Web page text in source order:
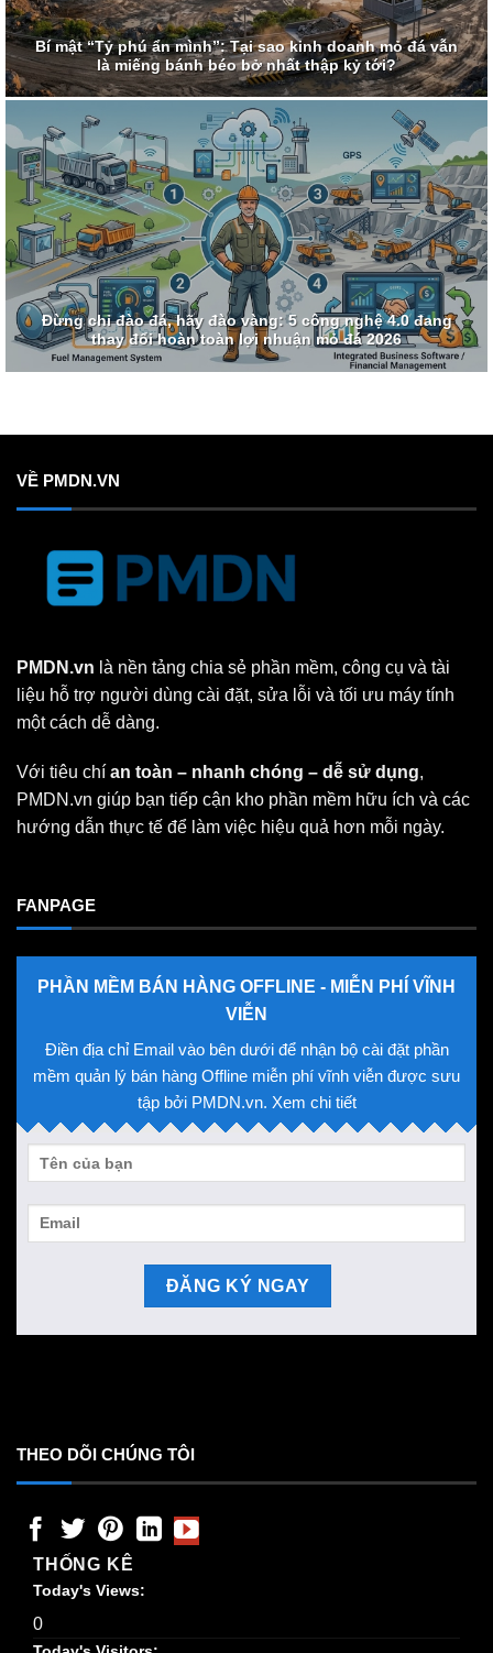
Bí mật “Tỷ phú ẩn mình”: Tại sao kinh doanh mỏ đá vẫn
là miếng bánh béo bở nhất thập kỷ tới?
Đừng chỉ đào đá, hãy đào vàng: 5 công nghệ 4.0 đang
thay đổi hoàn toàn lợi nhuận mỏ đá 2026
VỀ PMDN.VN
PMDN.vn là nền tảng chia sẻ phần mềm, công cụ và tài
liệu hỗ trợ người dùng cài đặt, sửa lỗi và tối ưu máy tính
một cách dễ dàng.
Với tiêu chí an toàn – nhanh chóng – dễ sử dụng,
PMDN.vn giúp bạn tiếp cận kho phần mềm hữu ích và các
hướng dẫn thực tế để làm việc hiệu quả hơn mỗi ngày.
FANPAGE
PHẦN MỀM BÁN HÀNG OFFLINE - MIỄN PHÍ VĨNH
VIỄN
Điền địa chỉ Email vào bên dưới để nhận bộ cài đặt phần
mềm quản lý bán hàng Offline miễn phí vĩnh viễn được sưu
tập bởi PMDN.vn. Xem chi tiết
THEO DÕI CHÚNG TÔI
THỐNG KÊ
Today's Views:
0